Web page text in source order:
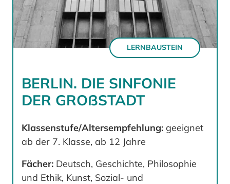
LERNBAUSTEIN
BERLIN. DIE SINFONIE
DER GROßSTADT
Klassenstufe/Altersempfehlung: geeignet
ab der 7. Klasse, ab 12 Jahre
Fächer: Deutsch, Geschichte, Philosophie
und Ethik, Kunst, Sozial- und